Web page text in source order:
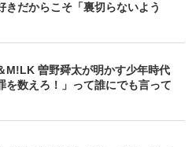
だからこそ「裏切らないよう
M!LK 曽野舜太が明かす少年時代
を数えろ！」って誰にでも言って